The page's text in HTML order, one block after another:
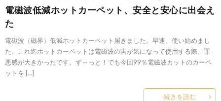
電磁波低減ホットカーペット、安全と安心に出会え
た
電磁波（磁界）低減ホットカーペット届きました。早速、使い始めまし
た。これ迄ホットカーペットは電磁波の害が気になって使用する際、罪
悪感が大きかったです。ず～っと！でも今回99％電磁波カットのカーペ
ットを […]
続きを読む